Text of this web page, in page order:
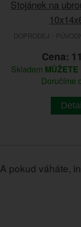
Stojánek na
DOPRODEJ -
Cena:
Skladem MŮŽETE
Doručíme
Detail
A pokud váháte,